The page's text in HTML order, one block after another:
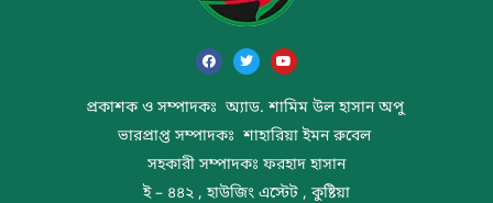
প্রকাশক ও সম্পাদকঃ অ্যাড. শামিম উল হাসান অপু
ভারপ্রাপ্ত সম্পাদকঃ শাহারিয়া ইমন রুবেল
সহকারী সম্পাদকঃ ফরহাদ হাসান
ই – ৪৪২ , হাউজিং এস্টেট , কুষ্টিয়া